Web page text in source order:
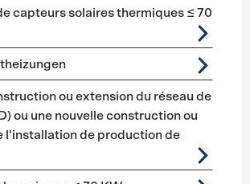
capteurs solaires thermiques ≤ 70
ou extension du réseau de
ou une nouvelle construction ou
l'installation de production de